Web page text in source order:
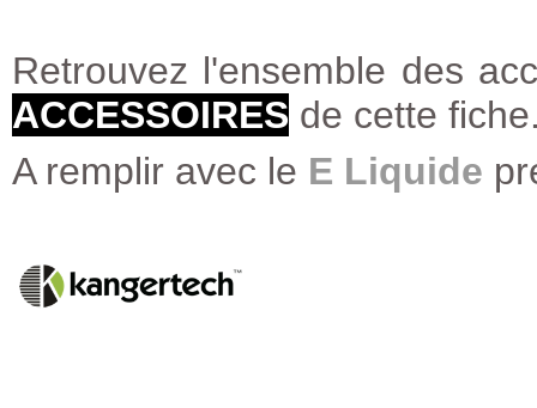
Retrouvez l'ensemble des
ACCESSOIRES de cette
A remplir avec le E Liquide